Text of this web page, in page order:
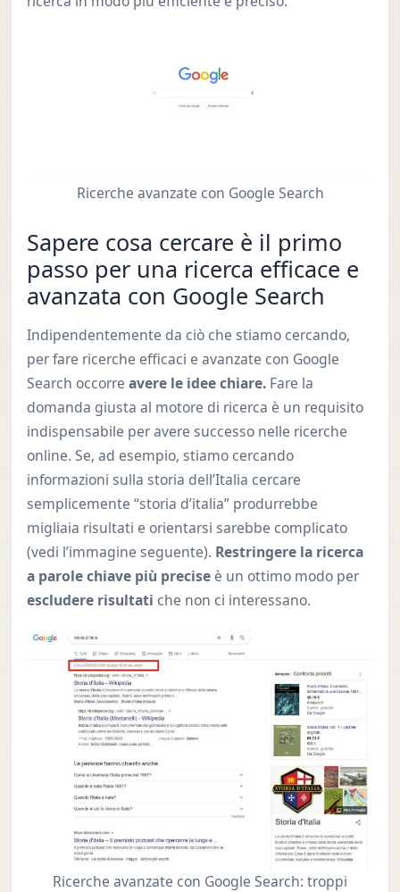
Ricerche avanzate con Google Search
Sapere cosa cercare è il primo
passo per una ricerca efficace e
avanzata con Google Search
Indipendentemente da ciò che stiamo cercando,
per fare ricerche efficaci e avanzate con Google
Search occorre avere le idee chiare.Fare la
domanda giusta al motore di ricerca è un requisito
indispensabile per avere successo nelle ricerche
online. Se, ad esempio, stiamo cercando
informazioni sulla storia dell’Italia cercare
semplicemente “storia d’italia” produrrebbe
migliaia risultati e orientarsi sarebbe complicato
(vedi l’immagine seguente). Restringere la ricerca
a parole chiave più preciseè un ottimo modo per
escludere risultati che non ci interessano.
Ricerche avanzate con Google Search: troppi